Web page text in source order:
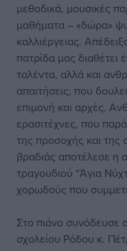
μεθοδικά, μουσικές
μαθήματα – «δώρα»
καλλιέργειας.
πατρίδα μας διαθέτει
ταλέντα, αλλά και
απαιτήσεις, που
επιμονή και αρχές.
ερασιτέχνες, που
της προσοχής και της
βραδιάς αποτέλεσε η
τραγουδιού “Άγια
χορωδούς που
Στο πιάνο συνόδευσε
σχολείου Ρόδου κ.